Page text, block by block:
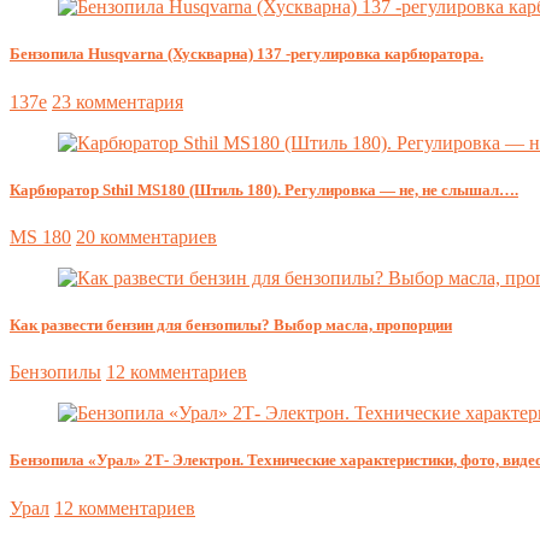
Бензопила Husqvarna (Хускварна) 137 -регулировка карбюратора.
137e 23 комментария
Карбюратор Sthil MS180 (Штиль 180). Регулировка — не, не слышал….
MS 180 20 комментариев
Как развести бензин для бензопилы? Выбор масла, пропорции
Бензопилы 12 комментариев
Бензопила «Урал» 2Т- Электрон. Технические характеристики, фото,
Урал 12 комментариев